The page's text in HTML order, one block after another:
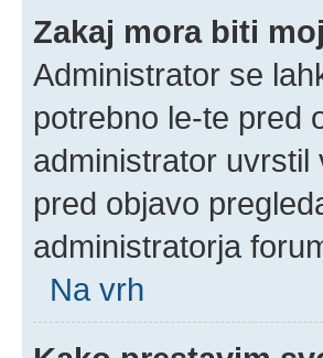
Zakaj mora biti
Administrator se
potrebno le-te pred
administrator
pred objavo
administratorja
Na vrh